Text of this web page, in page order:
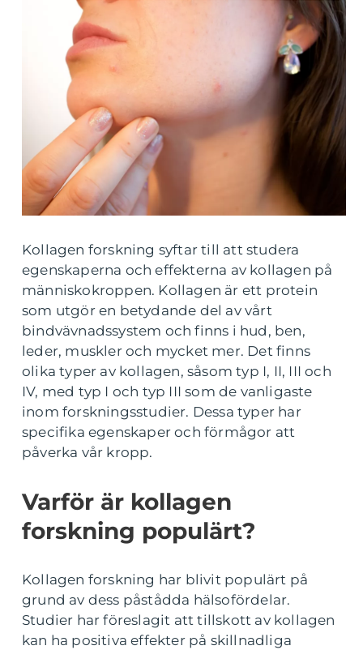
Kollagen forskning syftar till att studera
egenskaperna och effekterna av kollagen på
människokroppen. Kollagen är ett protein
som utgör en betydande del av vårt
bindvävnadssystem och finns i hud, ben,
leder, muskler och mycket mer. Det finns
olika typer av kollagen, såsom typ I, II, III och
IV, med typ I och typ III som de vanligaste
inom forskningsstudier. Dessa typer har
specifika egenskaper och förmågor att
påverka vår kropp.
Varför är kollagen
forskning populärt?
Kollagen forskning har blivit populärt på
grund av dess påstådda hälsofördelar.
Studier har föreslagit att tillskott av kollagen
kan ha positiva effekter på skillnadliga